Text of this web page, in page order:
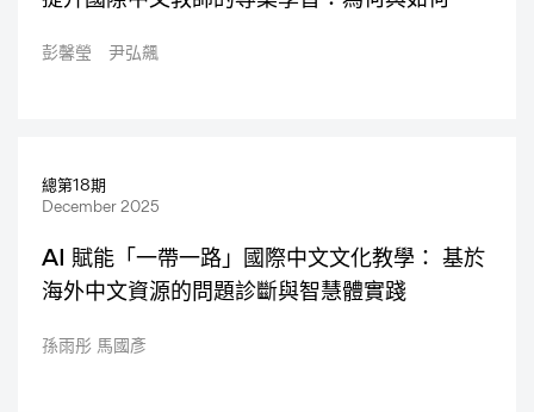
彭馨瑩 尹弘飆
總第18期
December 2025
AI 賦能「一帶一路」國際中文文化教學： 基於
海外中文資源的問題診斷與智慧體實踐
孫雨彤 馬國彥